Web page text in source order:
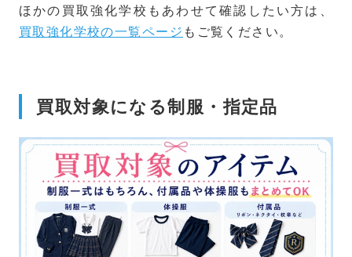
ほかの買取強化学校もあわせて確認したい方は、
買取強化学校の一覧ページ もご覧ください。
買取対象になる制服・指定品